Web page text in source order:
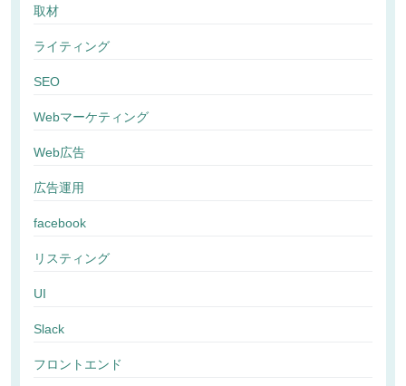
取材
ライティング
SEO
Webマーケティング
Web広告
広告運用
facebook
リスティング
UI
Slack
フロントエンド